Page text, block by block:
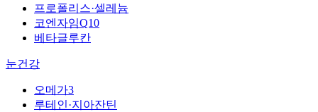
프로폴리스·셀레늄
코엔자임Q10
베타글루칸
눈건강
오메가3
루테인·지아잔틴